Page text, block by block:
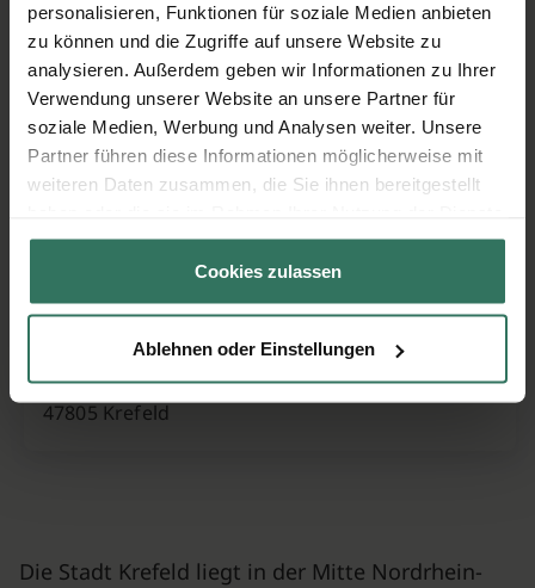
personalisieren, Funktionen für soziale Medien anbieten
zu können und die Zugriffe auf unsere Website zu
analysieren. Außerdem geben wir Informationen zu Ihrer
Verwendung unserer Website an unsere Partner für
soziale Medien, Werbung und Analysen weiter. Unsere
Partner führen diese Informationen möglicherweise mit
weiteren Daten zusammen, die Sie ihnen bereitgestellt
gesammelt haben.
Cookies zulassen
Ablehnen oder Einstellungen
Sinzig Frankenheim Krefelder
Bestattungshaus GmbH
Ecke Gabelsbergstraße 1
47798 Krefeld
Sinzig Frankenheim Krefelder
Bestattungshaus GmbH
Kölner Str. 52
47805 Krefeld
Die Stadt Krefeld liegt in der Mitte Nordrhein-